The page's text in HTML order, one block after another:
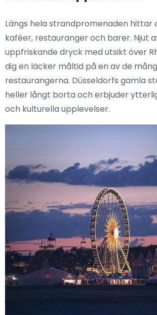
Längs hela strandpromenaden hittar
kaféer, restauranger och barer. Njut
uppfriskande dryck med utsikt över
dig en läcker måltid på en av de
restaurangerna. Düsseldorfs gamla
heller långt borta och erbjuder
och kulturella upplevelser.